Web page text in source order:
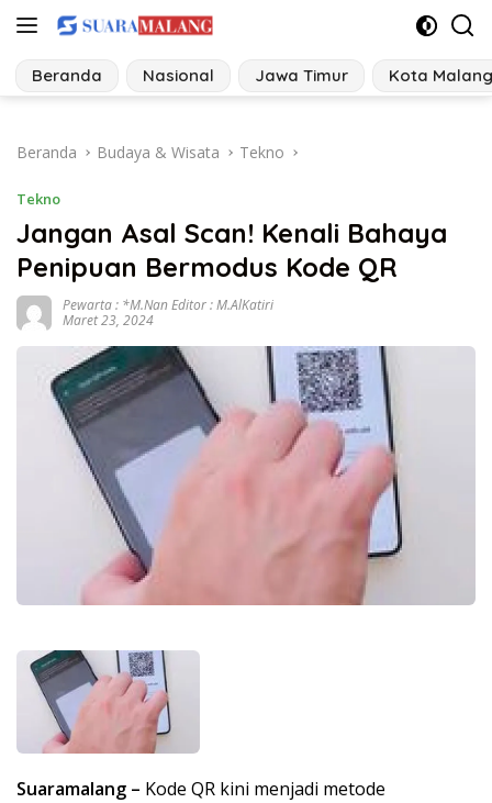
Langsung
konten
Beranda Nasional Jawa Timur Kota Malang
Beranda Budaya & Wisata Tekno
Tekno
Jangan Asal Scan! Kenali Bahaya
Penipuan Bermodus Kode QR
Pewarta : *M.Nan Editor : M.AlKatiri
Maret 23, 2024
Suaramalang – Kode QR kini menjadi metode